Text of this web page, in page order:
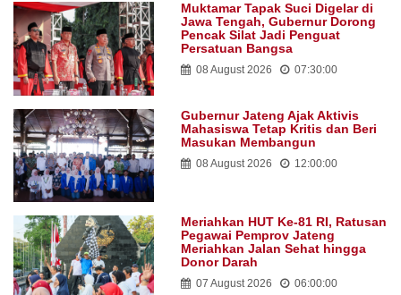
Muktamar Tapak Suci Digelar di
Jawa Tengah, Gubernur Dorong
Pencak Silat Jadi Penguat
Persatuan Bangsa
08 August 2026 07:30:00
Gubernur Jateng Ajak Aktivis
Mahasiswa Tetap Kritis dan Beri
Masukan Membangun
08 August 2026 12:00:00
Meriahkan HUT Ke-81 RI, Ratusan
Pegawai Pemprov Jateng
Meriahkan Jalan Sehat hingga
Donor Darah
07 August 2026 06:00:00